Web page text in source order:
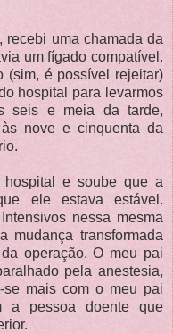
recebi uma chamada da
um fígado compatível.
(sim, é possível rejeitar)
hospital para levarmos
seis e meia da tarde,
nove e cinquenta da
hospital e soube que a
ele estava estável.
nessa mesma
mudança transformada
operação. O meu pai
pela anestesia,
se mais com o meu pai
a pessoa doente que